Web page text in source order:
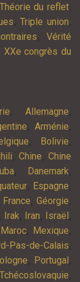
Théorie du reflet,
,Triple union,
,Vérité
XXe congrès du
, Allemagne,
, Arménie,
, Bolivie,
, Chine, Chine
, Danemark,
, Espagne,
France,Géorgie,
, Irak, Iran, Israël ,
Maroc, Mexique,
Pas-de-Calais,
, Portugal ,
Tchécoslovaquie,